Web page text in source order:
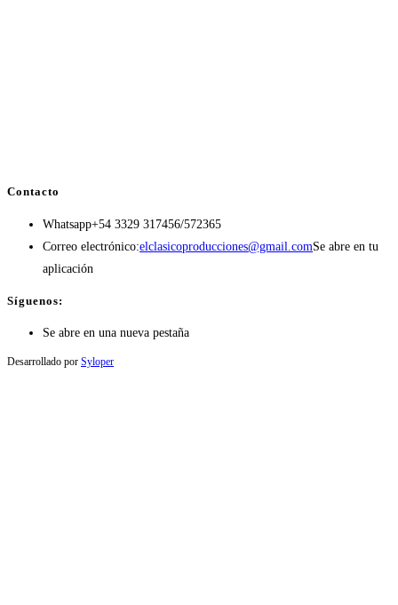
Contacto
Whatsapp+54 3329 317456/572365
Correo electrónico:elclasicoproducciones@gmail.comSe abre en tu
aplicación
Síguenos:
Se abre en una nueva pestaña
Desarrollado por Syloper